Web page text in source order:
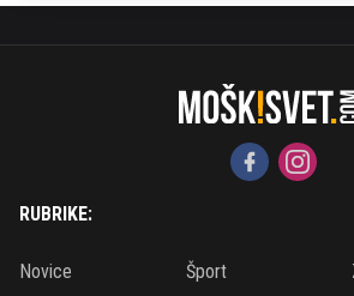
RUBRIKE:
Novice Šport